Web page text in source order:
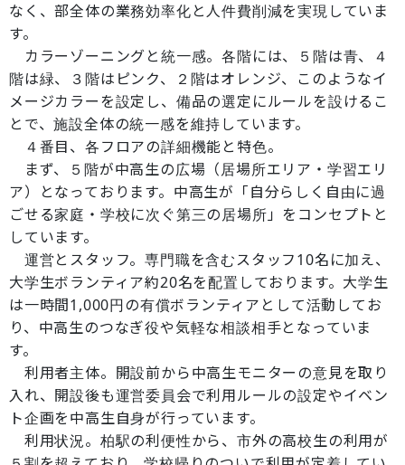
なく、部全体の業務効率化と人件費削減を実現していま
す。
カラーゾーニングと統一感。各階には、５階は青、４
階は緑、３階はピンク、２階はオレンジ、このようなイ
メージカラーを設定し、備品の選定にルールを設けるこ
とで、施設全体の統一感を維持しています。
４番目、各フロアの詳細機能と特色。
まず、５階が中高生の広場（居場所エリア・学習エリ
ア）となっております。中高生が「自分らしく自由に過
ごせる家庭・学校に次ぐ第三の居場所」をコンセプトと
しています。
運営とスタッフ。専門職を含むスタッフ10名に加え、
大学生ボランティア約20名を配置しております。大学生
は一時間1,000円の有償ボランティアとして活動してお
り、中高生のつなぎ役や気軽な相談相手となっていま
す。
利用者主体。開設前から中高生モニターの意見を取り
入れ、開設後も運営委員会で利用ルールの設定やイベン
ト企画を中高生自身が行っています。
利用状況。柏駅の利便性から、市外の高校生の利用が